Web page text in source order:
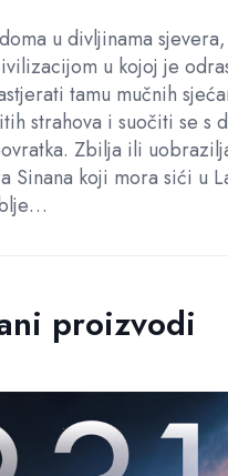
u divljinama
u kojoj je
tamu mučnih
strahova i suočiti se s
Zbilja ili
Sinana koji mora sići u
proizvodi